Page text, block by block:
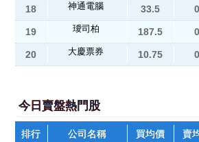
18 神通電腦 33.5 0
19 璦司柏 187.5 0
20 大慶票券 10.75 0
今日賣盤熱門股
排行 公司名稱 買均價 賣